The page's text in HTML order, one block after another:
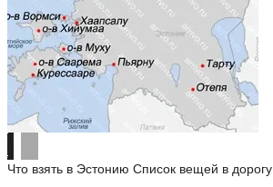
Что взять в Эстонию Список вещей в дорогу